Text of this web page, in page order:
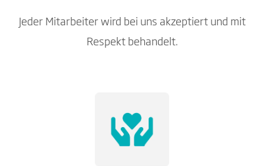
Jeder Mitarbeiter wird bei uns akzeptiert und mit
Respekt behandelt.